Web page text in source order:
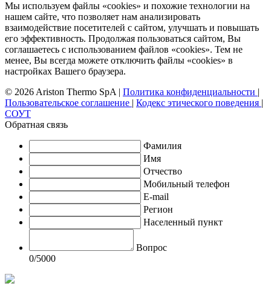
Мы используем файлы «cookies» и похожие технологии на
нашем сайте, что позволяет нам анализировать
взаимодействие посетителей с сайтом, улучшать и повышать
его эффективность. Продолжая пользоваться сайтом, Вы
соглашаетесь с использованием файлов «cookies». Тем не
менее, Вы всегда можете отключить файлы «cookies» в
настройках Вашего браузера.
© 2026 Ariston Thermo SpA | Политика конфиденциальности |
Пользовательское соглашение | Кодекс этического поведения |
СОУТ
Обратная связь
Фамилия
Имя
Отчество
Мобильный телефон
E-mail
Регион
Населенный пункт
Вопрос
0/5000